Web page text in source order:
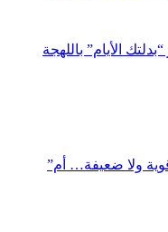
الأيام” باللهجة
تحتفي بكتاب “9.. لا قوية ولا ضعيفة… أم”